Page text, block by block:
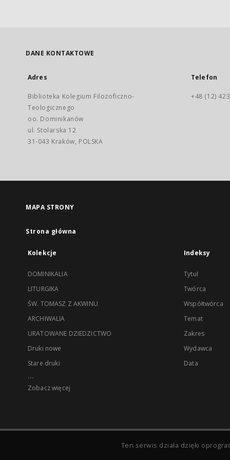
DANE KONTAKTOWE
Adres
Biblioteka Kolegium Filozoficzno-
Teologicznego
oo. Dominikanów
ul. Stolarska 12
31-043 Kraków, POLSKA
Telefon
+48 (12)
MAPA STRONY
Strona główna
Kolekcje
DOMINIKALIA
LITURGIKA
ŚW. TOMASZ Z AKWINU
ARCHIWALIA
URATOWANE DZIEDZICTWO
Druki nowe
Stare druki
...
Zobacz więcej
Indeksy
Tytuł
Twórca
Współtwórca
Temat
Zakres
Wydawca
Data
Ten serwis działa dzięki